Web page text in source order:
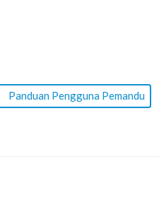
Panduan Pengguna Pemandu